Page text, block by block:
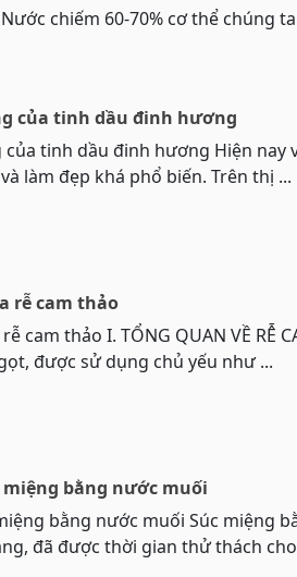
chiếm 60-70% cơ thể chúng
của tinh dầu đinh hương
của tinh dầu đinh hương Hiện nay
làm đẹp khá phổ biến. Trên thị ...
rễ cam thảo
cam thảo I. TỔNG QUAN VỀ RỄ
được sử dụng chủ yếu như ...
miệng bằng nước muối
bằng nước muối Súc miệng
đã được thời gian thử thách